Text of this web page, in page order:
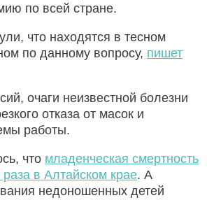
по всей стране.
что находятся в тесном
по данному вопросу, пишет
очаги неизвестной болезни
отказа от масок и
работы.
что младенческая смертность
в Алтайском крае. А
недоношенных детей